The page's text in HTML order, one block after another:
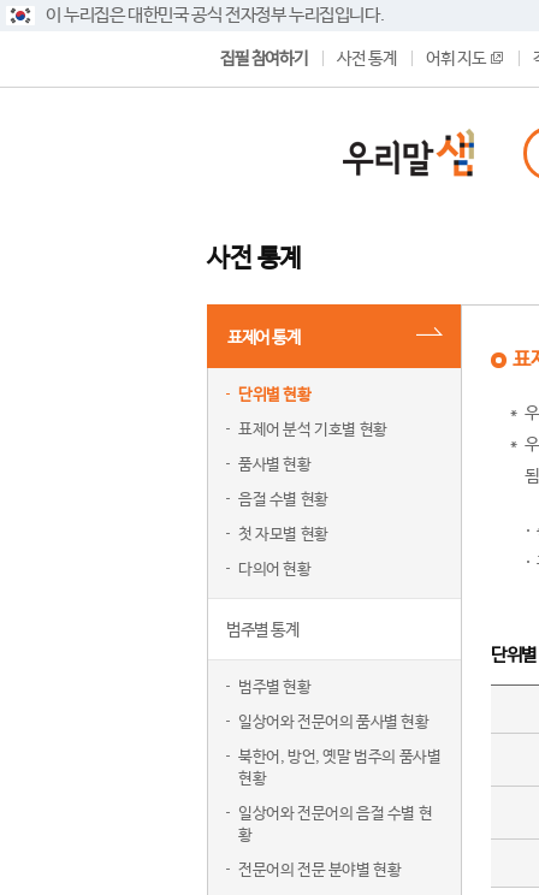
이 누리집은 대한민국 공식 전자정부 누리집입니다.
집필 참여하기 사전 통계 어휘 지도
사전 통계
표제어 통계
단위별 현황
표제어 분석 기호별 현황
품사별 현황
음절 수별 현황
첫 자모별 현황
다의어 현황
범주별 통계
범주별 현황
일상어와 전문어의 품사별 현황
북한어, 방언, 옛말 범주의 품사별
현황
일상어와 전문어의 음절 수별 현
황
전문어의 전문 분야별 현황
표
단위